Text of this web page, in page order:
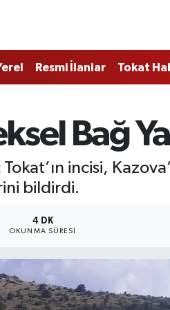
Resmi İlanlar Tokat
Bağ
Tokat’ın incisi,
bildirdi.
4 DK
OKUNMA SÜRESI